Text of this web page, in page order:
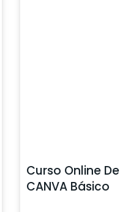
Curso Online De
CANVA Básico